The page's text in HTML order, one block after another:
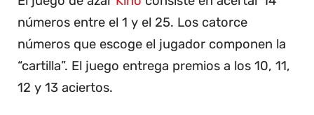
números entre el 1 y el 25. Los catorce
números que escoge el jugador componen la
“cartilla”. El juego entrega premios a los 10, 11,
12 y 13 aciertos.